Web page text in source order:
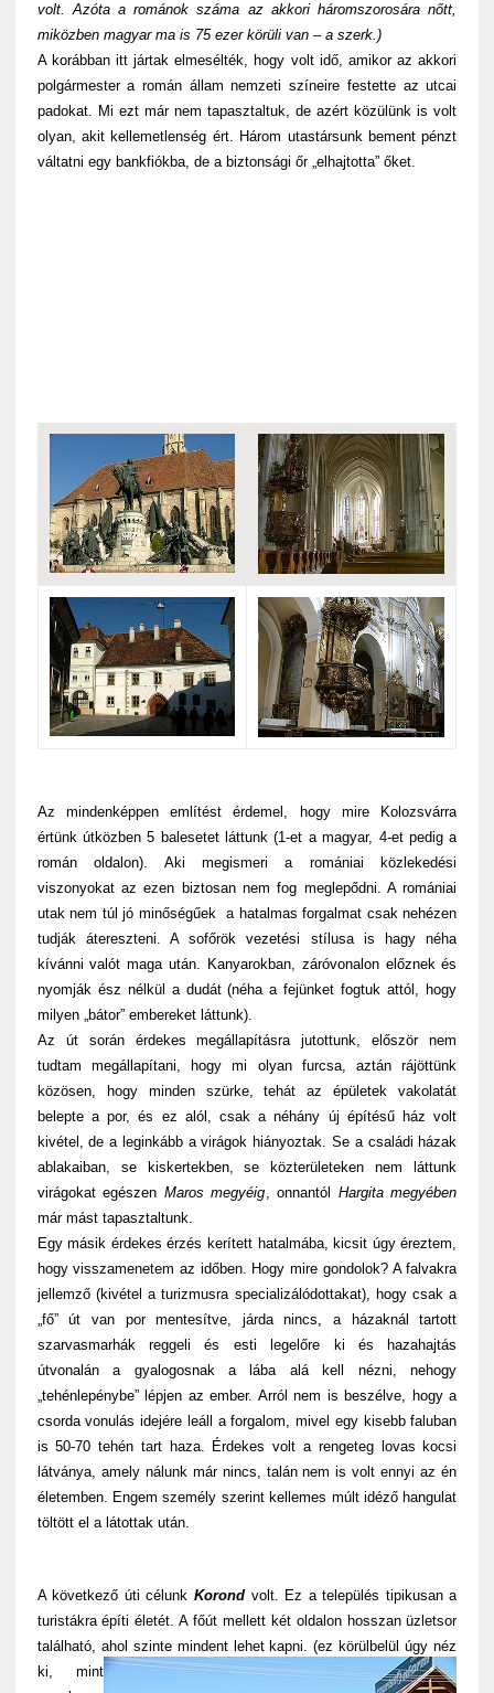
volt. Azóta a románok száma az akkori háromszorosára nőtt,
miközben magyar ma is 75 ezer körüli van – a szerk.)
A korábban itt jártak elmesélték, hogy volt idő, amikor az akkori
polgármester a román állam nemzeti színeire festette az utcai
padokat. Mi ezt már nem tapasztaltuk, de azért közülünk is volt
olyan, akit kellemetlenség ért. Három utastársunk bement pénzt
váltatni egy bankfiókba, de a biztonsági őr „elhajtotta” őket.
Az mindenképpen említést érdemel, hogy mire Kolozsvárra
értünk útközben 5 balesetet láttunk (1-et a magyar, 4-et pedig a
román oldalon). Aki megismeri a romániai közlekedési
viszonyokat az ezen biztosan nem fog meglepődni. A romániai
utak nem túl jó minőségűek a hatalmas forgalmat csak nehézen
tudják átereszteni. A sofőrök vezetési stílusa is hagy néha
kívánni valót maga után. Kanyarokban, záróvonalon előznek és
nyomják ész nélkül a dudát (néha a fejünket fogtuk attól, hogy
milyen „bátor” embereket láttunk).
Az út során érdekes megállapításra jutottunk, először nem
tudtam megállapítani, hogy mi olyan furcsa, aztán rájöttünk
közösen, hogy minden szürke, tehát az épületek vakolatát
belepte a por, és ez alól, csak a néhány új építésű ház volt
kivétel, de a leginkább a virágok hiányoztak. Se a családi házak
ablakaiban, se kiskertekben, se közterületeken nem láttunk
virágokat egészen Maros megyéig, onnantól Hargita megyében
már mást tapasztaltunk.
Egy másik érdekes érzés kerített hatalmába, kicsit úgy éreztem,
hogy visszamenetem az időben. Hogy mire gondolok? A falvakra
jellemző (kivétel a turizmusra specializálódottakat), hogy csak a
„fő” út van por mentesítve, járda nincs, a házaknál tartott
szarvasmarhák reggeli és esti legelőre ki és hazahajtás
útvonalán a gyalogosnak a lába alá kell nézni, nehogy
„tehénlepénybe” lépjen az ember. Arról nem is beszélve, hogy a
csorda vonulás idejére leáll a forgalom, mivel egy kisebb faluban
is 50-70 tehén tart haza. Érdekes volt a rengeteg lovas kocsi
látványa, amely nálunk már nincs, talán nem is volt ennyi az én
életemben. Engem személy szerint kellemes múlt idéző hangulat
töltött el a látottak után.
A következő úti célunk Korondvolt. Ez a település tipikusan a
turistákra építi életét. A főút mellett két oldalon hosszan üzletsor
található, ahol szinte mindent lehet kapni. (ez körülbelül úgy néz
ki, mint